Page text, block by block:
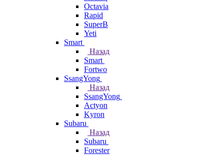
Octavia
Rapid
SuperB
Yeti
Smart
Назад
Smart
Fortwo
SsangYong
Назад
SsangYong
Actyon
Kyron
Subaru
Назад
Subaru
Forester